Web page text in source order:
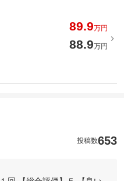
89.9万円
88.9万円
投稿数653